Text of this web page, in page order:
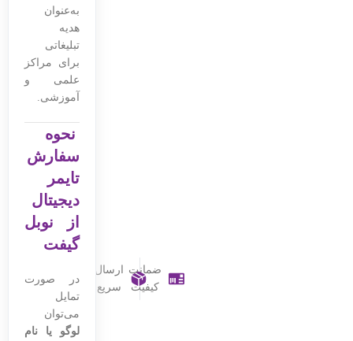
ضمانت
کیفیت
ارسال
سریع
به‌عنوان
هدیه
تبلیغاتی
برای مراکز
علمی و
آموزشی.
نحوه
سفارش
تایمر
دیجیتال
از نوبل
گیفت
در صورت
تمایل
می‌توان
لوگو یا نام